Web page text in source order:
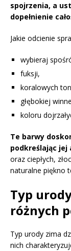
spojrzenia, a
dopełnienie
Jakie odcienie
wybieraj
fuksji,
koralowych
głębokiej
koloru
Te barwy
podkreślając jej
oraz ciepłych,
naturalne piękno
Typ
różnych
Typ urody zima
nich